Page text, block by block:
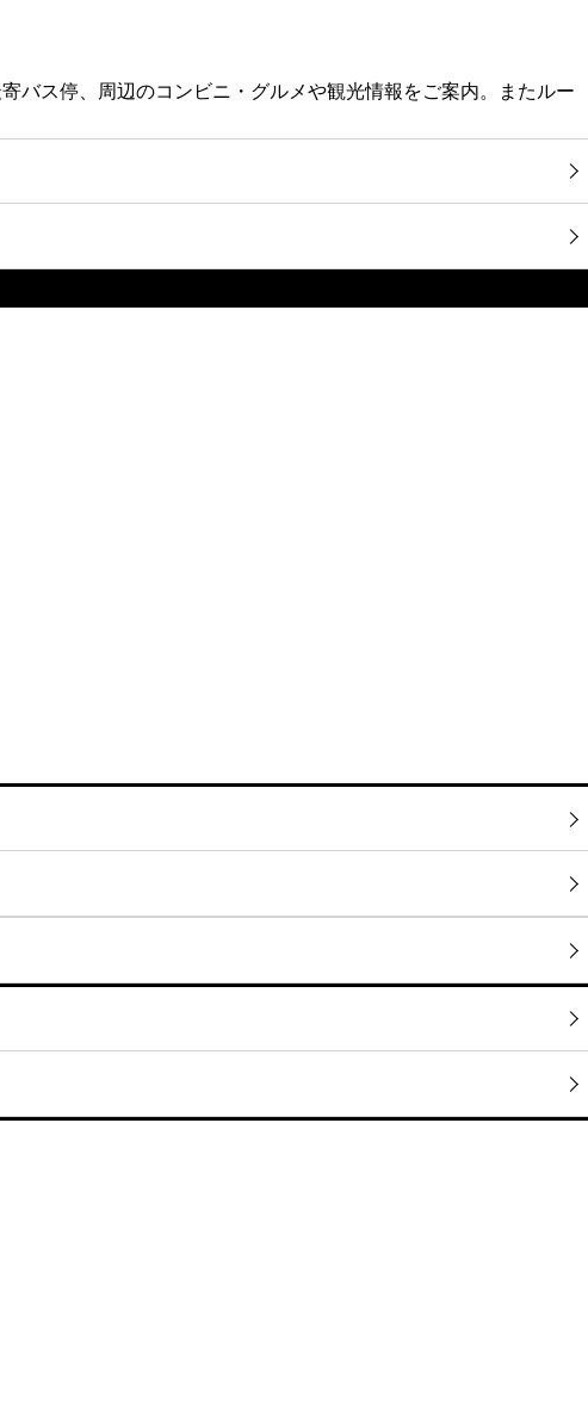
バス停、周辺のコンビニ・グルメや観光情報をご案内。またルー